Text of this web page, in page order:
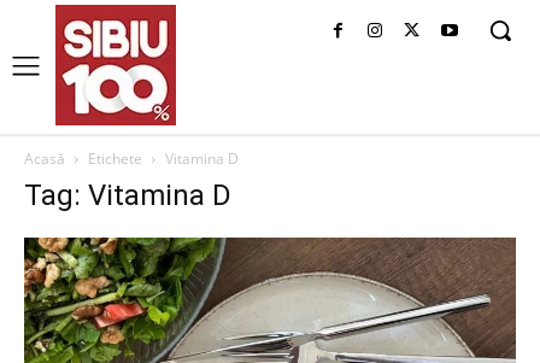
Acasă Etichete Vitamina D
Tag: Vitamina D